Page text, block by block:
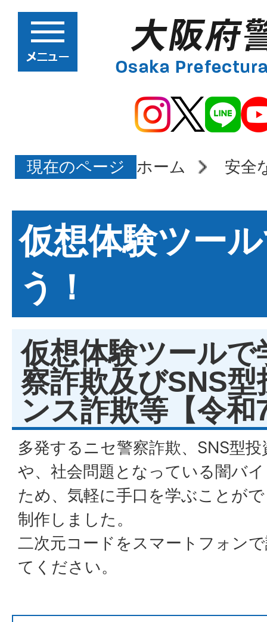
現在のページ ホーム 安全
仮想体験ツー
う！
仮想体験ツールで
察詐欺及びSNS型
ンス詐欺等【令和
多発するニセ警察詐欺、SNS型
や、社会問題となっている闇バ
ため、気軽に手口を学ぶことが
制作しました。
二次元コードをスマートフォン
てください。